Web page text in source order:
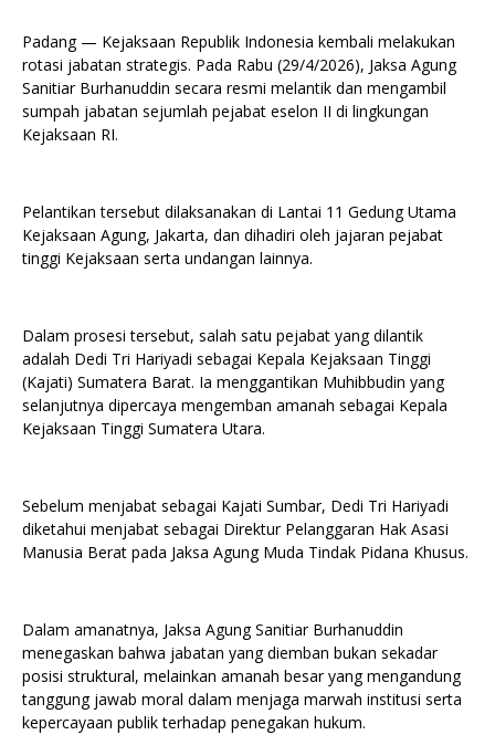
Padang — Kejaksaan Republik Indonesia kembali melakukan
rotasi jabatan strategis. Pada Rabu (29/4/2026), Jaksa Agung
Sanitiar Burhanuddin secara resmi melantik dan mengambil
sumpah jabatan sejumlah pejabat eselon II di lingkungan
Kejaksaan RI.
Pelantikan tersebut dilaksanakan di Lantai 11 Gedung Utama
Kejaksaan Agung, Jakarta, dan dihadiri oleh jajaran pejabat
tinggi Kejaksaan serta undangan lainnya.
Dalam prosesi tersebut, salah satu pejabat yang dilantik
adalah Dedi Tri Hariyadi sebagai Kepala Kejaksaan Tinggi
(Kajati) Sumatera Barat. Ia menggantikan Muhibbudin yang
selanjutnya dipercaya mengemban amanah sebagai Kepala
Kejaksaan Tinggi Sumatera Utara.
Sebelum menjabat sebagai Kajati Sumbar, Dedi Tri Hariyadi
diketahui menjabat sebagai Direktur Pelanggaran Hak Asasi
Manusia Berat pada Jaksa Agung Muda Tindak Pidana Khusus.
Dalam amanatnya, Jaksa Agung Sanitiar Burhanuddin
menegaskan bahwa jabatan yang diemban bukan sekadar
posisi struktural, melainkan amanah besar yang mengandung
tanggung jawab moral dalam menjaga marwah institusi serta
kepercayaan publik terhadap penegakan hukum.